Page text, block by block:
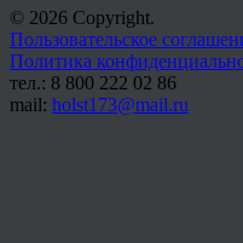
© 2026 Copyright.
Пользовательское
Политика
тел.: 8 800 222 02 86
mail: holst173@mail.ru